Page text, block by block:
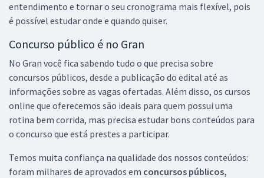
entendimento e tornar o seu cronograma mais flexível, pois
é possível estudar onde e quando quiser.
Concurso público é no Gran
No Gran você fica sabendo tudo o que precisa sobre
concursos públicos, desde a publicação do edital até as
informações sobre as vagas ofertadas. Além disso, os cursos
online que oferecemos são ideais para quem possui uma
rotina bem corrida, mas precisa estudar bons conteúdos para
o concurso que está prestes a participar.
Temos muita confiança na qualidade dos nossos conteúdos:
foram milhares de aprovados em concursos públicos,